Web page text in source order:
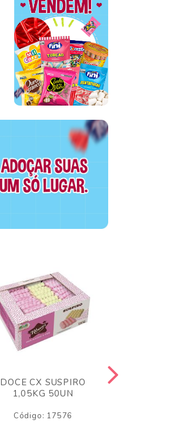
DOCE CX SUSPIRO
1,05KG 50UN
Código: 17576